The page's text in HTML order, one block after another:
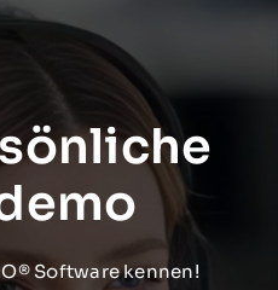
Software kennen!